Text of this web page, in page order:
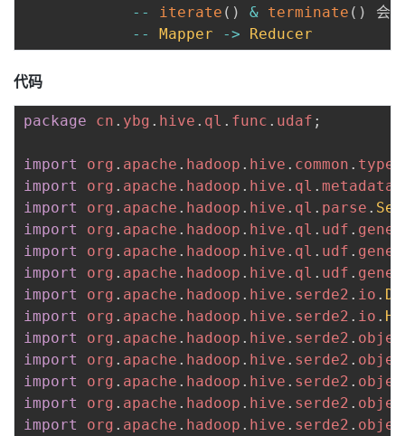
--
iterate ( ) & terminate ( )
会
--
Mapper -> Reducer
代码
package cn . ybg . hive . ql . func . udaf ;
import org . apache . hadoop . hive . common . type
import
org . apache . hadoop . hive . ql . metadata
import
org . apache . hadoop . hive . ql . parse .
import
org . apache . hadoop . hive . ql . udf .
import
org . apache . hadoop . hive . ql . udf .
import
org . apache . hadoop . hive . ql . udf .
import
org . apache . hadoop . hive . serde2 . io .
import
org . apache . hadoop . hive . serde2 . io .
import
org . apache . hadoop . hive . serde2 .
import
org . apache . hadoop . hive . serde2 .
import
org . apache . hadoop . hive . serde2 .
import
org . apache . hadoop . hive . serde2 .
import
org . apache . hadoop . hive . serde2 .